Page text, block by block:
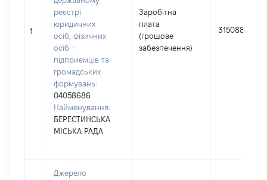
1
реєстрі
юридичних
осіб, фізичних
осіб –
підприємців та
громадських
формувань:
04058686
Найменування:
БЕРЕСТИНСЬКА
МІСЬКА РАДА
Заробітна
плата
(грошове
забезпечення)
315088
Джерело